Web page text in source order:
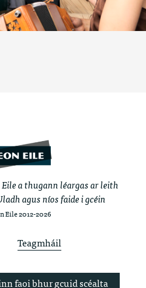
a thugann léargas ar leith
agus níos faide i gcéin
Eile 2012-2026
Teagmháil
faoi bhur gcuid scéalta